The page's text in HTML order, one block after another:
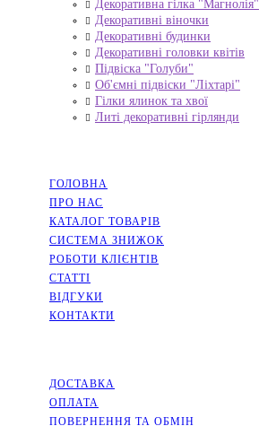
Декоративна гілка "Магнолія"
Декоративні віночки
Декоративні будинки
Декоративні головки квітів
Підвіска "Голуби"
Об'ємні підвіски "Ліхтарі"
Гілки ялинок та хвої
Литі декоративні гірлянди
ГОЛОВНА
ПРО НАС
КАТАЛОГ ТОВАРІВ
СИСТЕМА ЗНИЖОК
РОБОТИ КЛІЄНТІВ
СТАТТІ
ВІДГУКИ
КОНТАКТИ
ДОСТАВКА
ОПЛАТА
ПОВЕРНЕННЯ ТА ОБМІН